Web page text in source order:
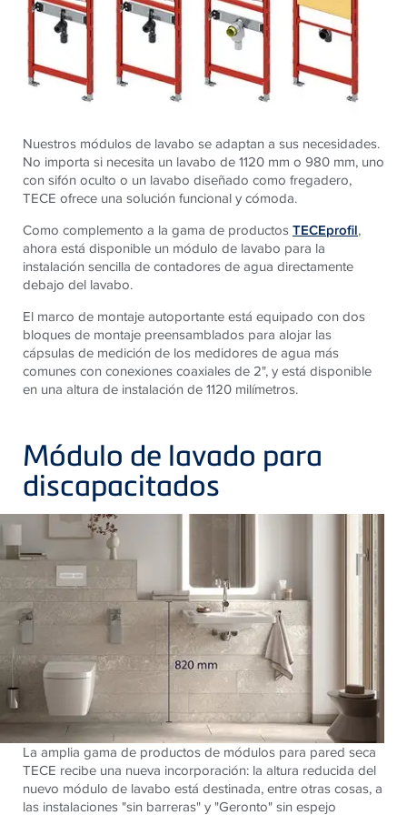
Nuestros módulos de lavabo se adaptan a sus necesidades.
No importa si necesita un lavabo de 1120 mm o 980 mm, uno
con sifón oculto o un lavabo diseñado como fregadero,
TECE ofrece una solución funcional y cómoda.
Como complemento a la gama de productosTECEprofil,
ahora está disponible un módulo de lavabo para la
instalación sencilla de contadores de agua directamente
debajo del lavabo.
El marco de montaje autoportante está equipado con dos
bloques de montaje preensamblados para alojar las
cápsulas de medición de los medidores de agua más
comunes con conexiones coaxiales de 2", y está disponible
en una altura de instalación de 1120 milímetros.
Módulo de lavado para
discapacitados
La amplia gama de productos de módulos para pared seca
TECE recibe una nueva incorporación: la altura reducida del
nuevo módulo de lavabo está destinada, entre otras cosas, a
las instalaciones "sin barreras" y "Geronto" sin espejo